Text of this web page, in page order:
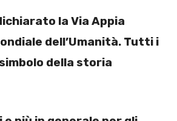
la Via Appia
dell’Umanità. Tutti i
della storia